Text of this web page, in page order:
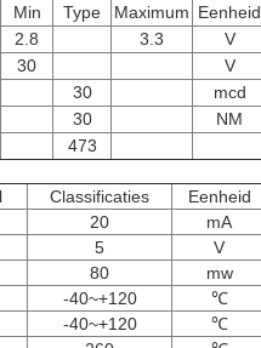
Min Type Maximum Eenheid
2.8 3.3
V
30
V
30
mcd
30
NM
473
Classificaties
Eenheid
20
mA
5
V
80
mw
-40~+120
℃
-40~+120
℃